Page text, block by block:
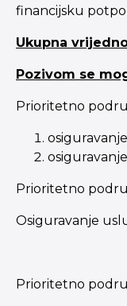
financijsku
Ukupna
Pozivom se
Prioritetno
Prioritetno
Osiguravanje
Prioritetno